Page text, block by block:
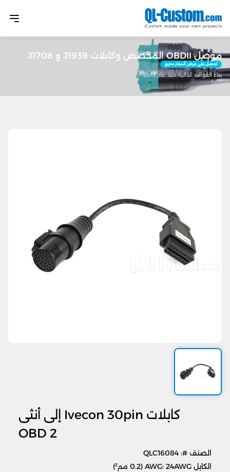
موصل OBDII المخصص وكابلات J1939 و J1708
احصل على عرض أسعار سريع
بناء القوالب الذاتية منذ عام 2013
كابلات Ivecon 30pin إلى أنثى
OBD 2
الصنف #: QLC16084
الكابل AWG: 24AWG (0.2 مم²)